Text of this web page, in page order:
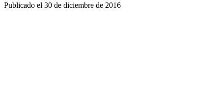
Publicado el 30 de diciembre de 2016